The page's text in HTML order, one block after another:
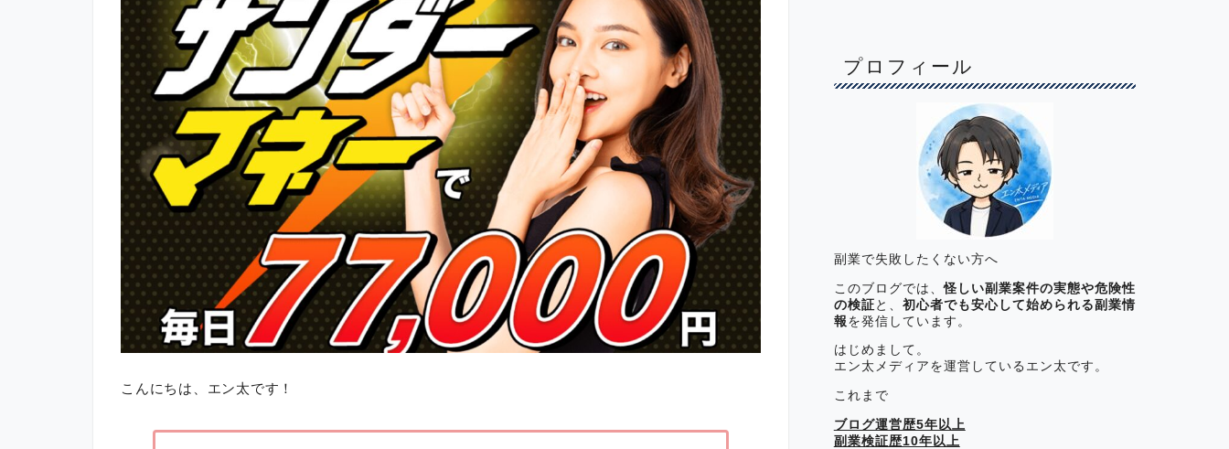
こんにちは、エン太です！
プロフィール
副業で失敗したくない方へ
このブログでは、怪しい副業案件の実態や危険性
の検証 と、 初心者でも安心して始められる副業情
報 を発信しています。
はじめまして。
エン太メディアを運営しているエン太です。
これまで
ブログ運営歴5年以上
副業検証歴10年以上